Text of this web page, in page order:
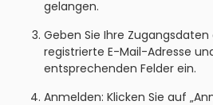
gelangen.
Geben Sie Ihre Zugangsdaten
registrierte E-Mail-Adresse
entsprechenden Felder ein.
Anmelden: Klicken Sie auf